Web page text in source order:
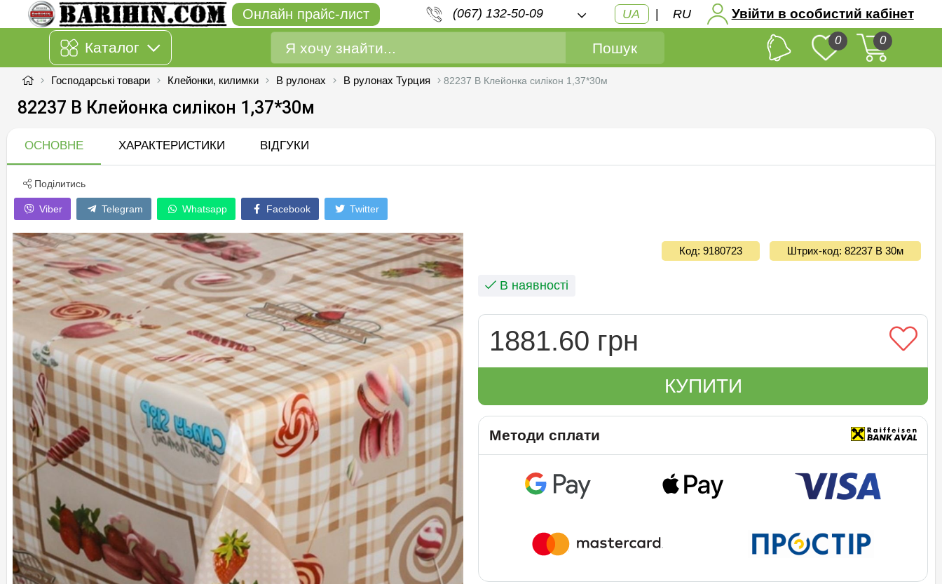
Онлайн прайс-лист (067) 132-50-09 UA | RU Увійти в особистий кабінет
Каталог Пошук 0 0
Господарські товари Клейонки, килимки В рулонах В рулонах Турция 82237 B Клейонка силiкон 1,37*30м
82237 B Клейонка силiкон 1,37*30м
ОСНОВНЕ ХАРАКТЕРИСТИКИ ВІДГУКИ
Поділитись
Viber Telegram Whatsapp Facebook Twitter
Код: 9180723 Штрих-код: 82237 B 30м
В наявності
1881.60 грн
КУПИТИ
Методи сплати